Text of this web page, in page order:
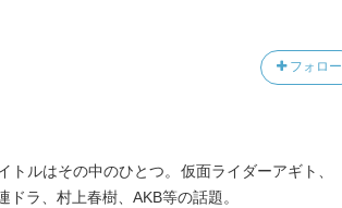
フォロー
ルはその中のひとつ。仮面ライダーアギト、
ラ、村上春樹、AKB等の話題。